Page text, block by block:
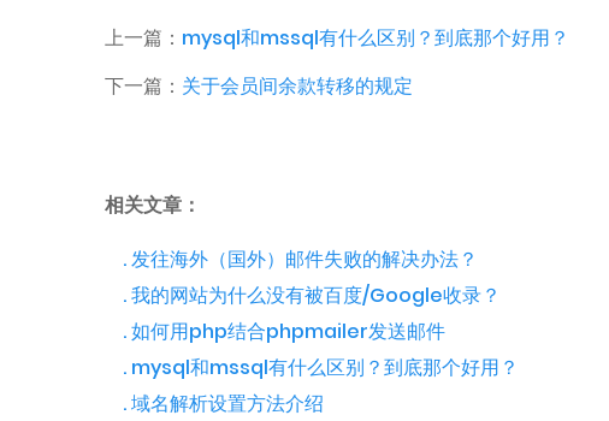
上一篇： mysql和mssql有什么区别？到底那个好用？
下一篇： 关于会员间余款转移的规定
相关文章：
. 发往海外（国外）邮件失败的解决办法？
. 我的网站为什么没有被百度/Google收录？
. 如何用php结合phpmailer发送邮件
. mysql和mssql有什么区别？到底那个好用？
. 域名解析设置方法介绍